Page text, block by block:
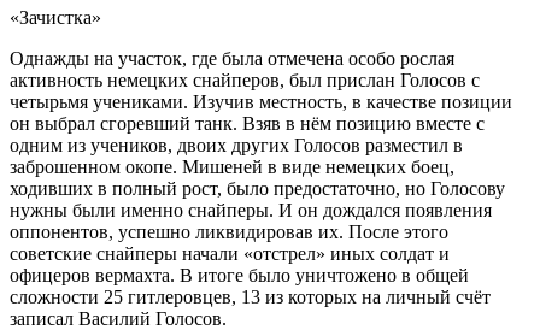
«Зачистка»
Однажды на участок, где была отмечена особо рослая
активность немецких снайперов, был прислан Голосов с
четырьмя учениками. Изучив местность, в качестве позиции
он выбрал сгоревший танк. Взяв в нём позицию вместе с
одним из учеников, двоих других Голосов разместил в
заброшенном окопе. Мишеней в виде немецких боец,
ходивших в полный рост, было предостаточно, но Голосову
нужны были именно снайперы. И он дождался появления
оппонентов, успешно ликвидировав их. После этого
советские снайперы начали «отстрел» иных солдат и
офицеров вермахта. В итоге было уничтожено в общей
сложности 25 гитлеровцев, 13 из которых на личный счёт
записал Василий Голосов.